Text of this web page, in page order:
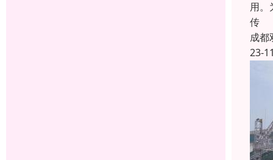
用。
传
成都
23-